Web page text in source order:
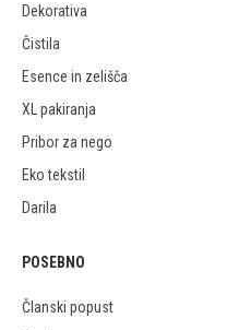
Dekorativa
Čistila
Esence in zelišča
XL pakiranja
Pribor za nego
Eko tekstil
Darila
POSEBNO
Članski popust